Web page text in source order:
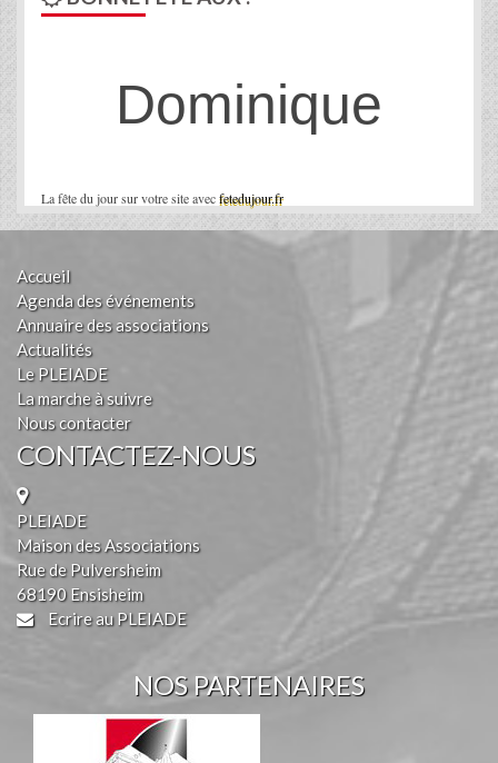
La fête du jour sur votre site avecfetedujour.fr
Dominique
Accueil
Agenda des événements
Annuaire des associations
Actualités
Le PLEIADE
La marche à suivre
Nous contacter
CONTACTEZ-NOUS
PLEIADE
Maison des Associations
Rue de Pulversheim
68190 Ensisheim
Ecrire au PLEIADE
NOS PARTENAIRES